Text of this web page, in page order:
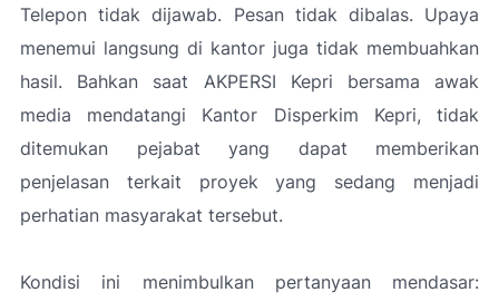
Telepon tidak dijawab. Pesan tidak dibalas. Upaya
menemui langsung di kantor juga tidak membuahkan
hasil. Bahkan saat AKPERSI Kepri bersama awak
media mendatangi Kantor Disperkim Kepri, tidak
ditemukan pejabat yang dapat memberikan
penjelasan terkait proyek yang sedang menjadi
perhatian masyarakat tersebut.
Kondisi ini menimbulkan pertanyaan mendasar: